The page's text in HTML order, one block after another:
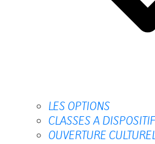
LES OPTIONS
CLASSES A
OUVERTURE